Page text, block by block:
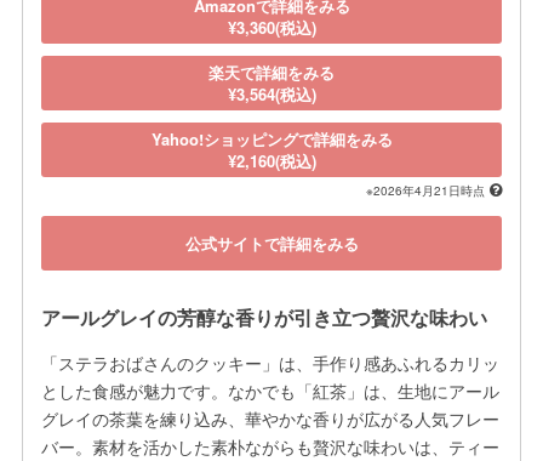
Amazonで詳細をみる
¥3,360(税込)
楽天で詳細をみる
¥3,564(税込)
Yahoo!ショッピングで詳細をみる
¥2,160(税込)
※2026年4月21日時点
公式サイトで詳細をみる
アールグレイの芳醇な香りが引き立つ贅沢な味わい
「ステラおばさんのクッキー」は、手作り感あふれるカリッ
とした食感が魅力です。なかでも「紅茶」は、生地にアール
グレイの茶葉を練り込み、華やかな香りが広がる人気フレー
バー。素材を活かした素朴ながらも贅沢な味わいは、ティー